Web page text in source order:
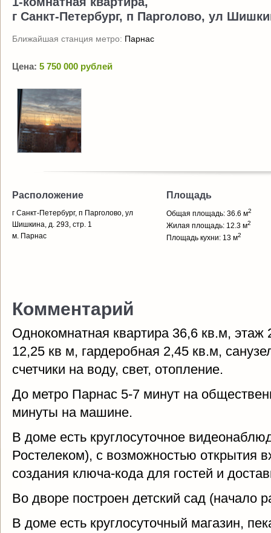
г Санкт-Петербург, п Парголово, ул
Ближайшая станция метро: Парнас
Цена: 5 750 000 рублей
Расположение
г Санкт-Петербург, п Парголово, ул
Шишкина, д. 293, стр. 1
м. Парнас
Площадь
Общая площадь: 36.6 м2
Жилая площадь: 12.3 м2
Площадь кухни: 13 м2
Комментарий
Однокомнатная квартира 36,6 кв.м, этаж
12,25 кв м, гардеробная 2,45 кв.м,
счетчики на воду, свет, отопление.
До метро Парнас 5-7 минут на
минуты на машине.
В доме есть круглосуточное
Ростелеком), с возможностью открытия
создания ключа-кода для гостей и
Во дворе построен детский сад (начало
В доме есть круглосуточный магазин,